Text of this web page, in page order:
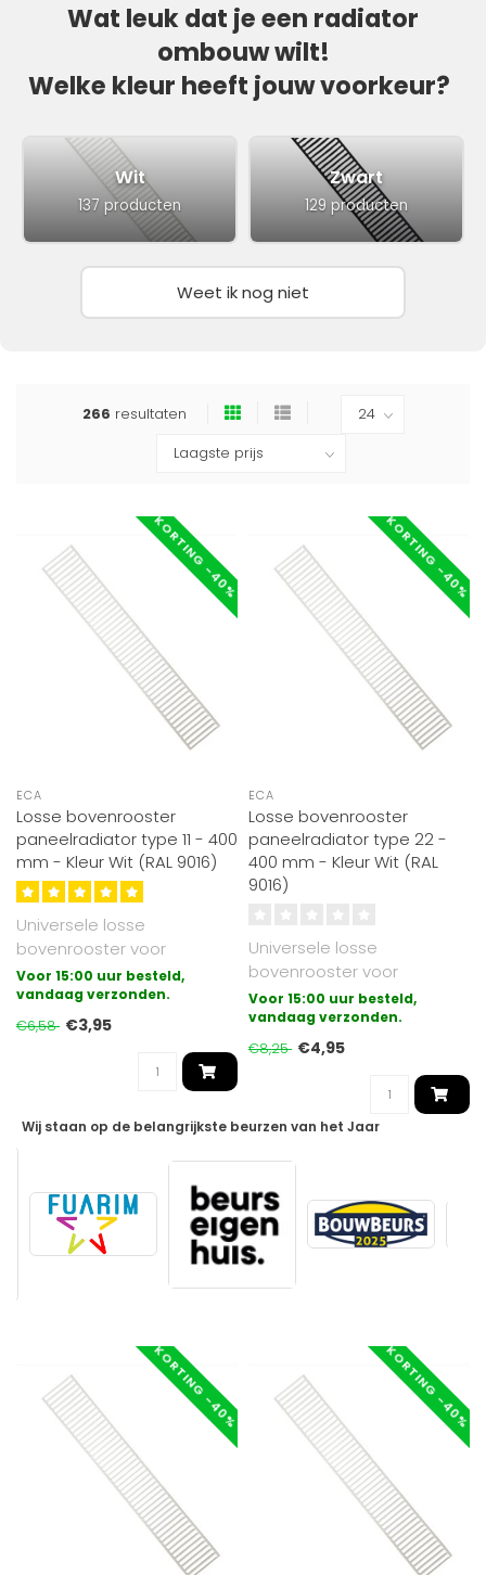
Wat leuk dat je een radiator
ombouw wilt!
Welke kleur heeft jouw voorkeur?
Wit
137 producten
Zwart
129 producten
Weet ik nog niet
266 resultaten
KORTING -40%
ECA
Losse bovenrooster
paneelradiator type 11 - 400
mm - Kleur Wit (RAL 9016)
Universele losse
bovenrooster voor
paneelradiatoren
uitgevoerd in type 11.
Gesch..
Voor 15:00 uur besteld,
vandaag verzonden.
€6,58 €3,95
KORTING -40%
ECA
Losse bovenrooster
paneelradiator type 22 -
400 mm - Kleur Wit (RAL
9016)
Universele losse
bovenrooster voor
paneelradiatoren
uitgevoerd in type 22.
Gesch..
Voor 15:00 uur besteld,
vandaag verzonden.
€8,25 €4,95
Wij staan op de belangrijkste beurzen van het Jaar
KORTING -40% KORTING -40%